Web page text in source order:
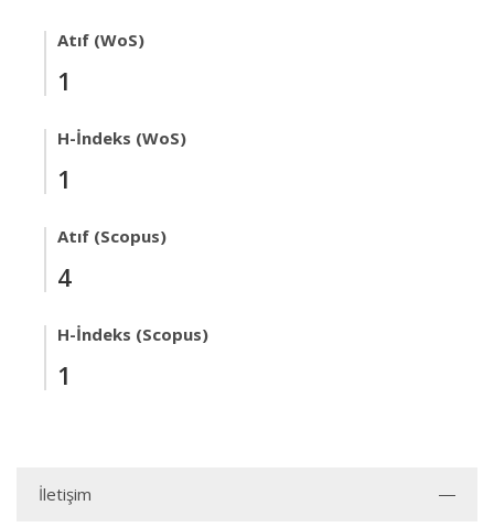
Atıf (WoS)
1
H-İndeks (WoS)
1
Atıf (Scopus)
4
H-İndeks (Scopus)
1
İletişim